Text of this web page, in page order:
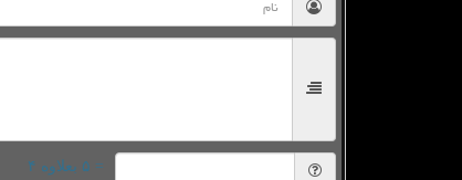
= ۵ بعلاوه ۴